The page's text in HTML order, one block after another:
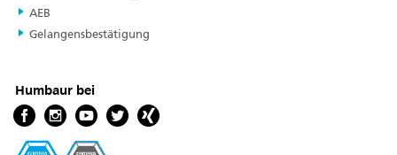
AEB
Gelangensbestätigung
Humbaur bei